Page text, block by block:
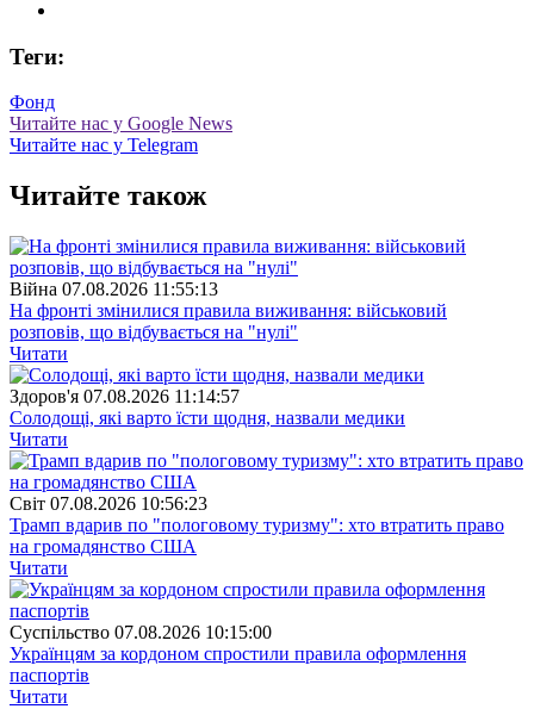
Теги:
Фонд
Читайте нас у Google News
Читайте нас у Telegram
Читайте також
Війна 07.08.2026 11:55:13
На фронті змінилися правила виживання: військовий
розповів, що відбувається на "нулі"
Читати
Здоров'я 07.08.2026 11:14:57
Солодощі, які варто їсти щодня, назвали медики
Читати
Свiт 07.08.2026 10:56:23
Трамп вдарив по "пологовому туризму": хто втратить право
на громадянство США
Читати
Суспiльство 07.08.2026 10:15:00
Українцям за кордоном спростили правила оформлення
паспортів
Читати